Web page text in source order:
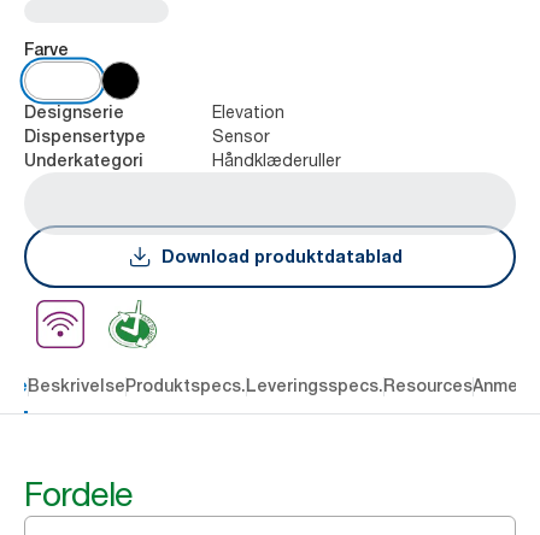
Farve
Designserie Elevation
Dispensertype Sensor
Underkategori Håndklæderuller
Download produktdatablad
BeskrivelseProduktspecs.Leveringsspecs.Resources
Fordele